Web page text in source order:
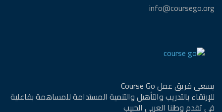
info@coursego.org
يسعى فريق عمل Course Go
للإرتقاء بالتدريب والتأهيل والتنمية المستدامة للمساهمة بفاعلية
في تقدم وطننا العربي الحبيب